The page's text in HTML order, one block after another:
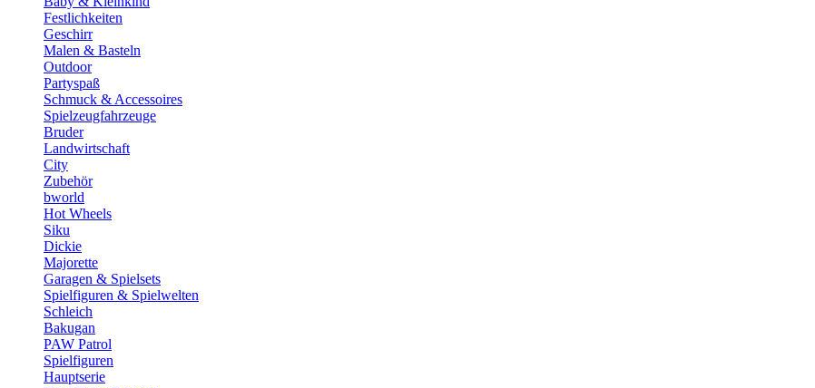
Festlichkeiten
Geschirr
Malen & Basteln
Outdoor
Partyspaß
Schmuck & Accessoires
Spielzeugfahrzeuge
Bruder
Landwirtschaft
City
Zubehör
bworld
Hot Wheels
Siku
Dickie
Majorette
Garagen & Spielsets
Spielfiguren & Spielwelten
Schleich
Bakugan
PAW Patrol
Spielfiguren
Hauptserie